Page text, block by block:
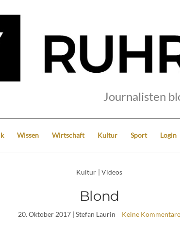
Journalisten
Wissen Wirtschaft Kultur Sport Login
Kultur | Videos
Blond
20. Oktober 2017 | Stefan Laurin Keine Kommentare